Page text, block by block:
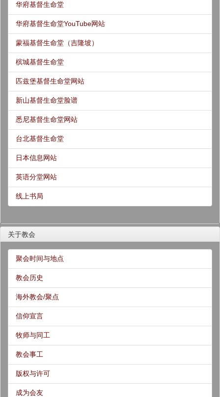
华府基督生命堂
华府基督生命堂YouTube网站
蒙福基督生命堂（吉隆坡）
槟城基督生命堂
匹兹堡基督生命堂网站
新山基督生命堂脸谱
悉尼基督生命堂网站
台北基督生命堂
日本信息网站
英语分堂网站
线上书局
关于教会
聚会时间与地点
教会历史
海外教会/聚点
信仰宣言
牧师与同工
教会事工
版权与许可
成为会友